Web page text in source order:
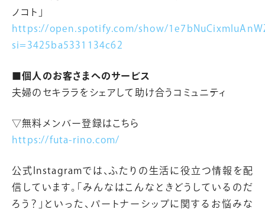
ノコト」
https://open.spotify.com/show/
si=3425ba5331134c62
■個人のお客さまへのサービス
夫婦のセキララをシェアして助け合うコミュニティ
▽無料メンバー登録はこちら
https://futa-rino.com/
公式Instagramでは、ふたりの生活に役立つ情報を配
信しています。「みんなはこんなときどうしているのだ
ろう？」といった、パートナーシップに関するお悩みな